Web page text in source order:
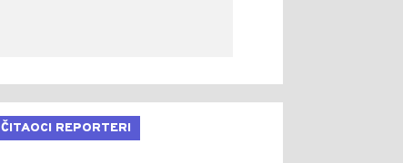
ČITAOCI REPORTERI